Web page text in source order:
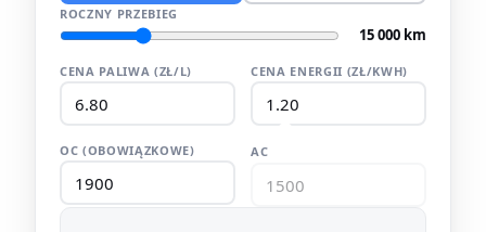
ROCZNY PRZEBIEG
15 000 km
CENA PALIWA (ZŁ/L) CENA ENERGII (ZŁ/KWH)
OC (OBOWIĄZKOWE) AC